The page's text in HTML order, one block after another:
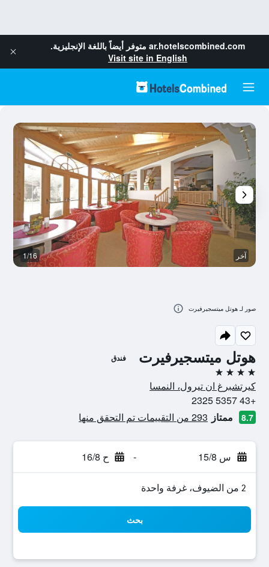
ar.hotelscombined.com متوفر أيضاً باللغة الإنجليزية.
Visit site in English
هوتل ميتسجيرفيرت فندق
4 نجوم
كيرتشبرغ ان تيرول، النمسا
+43 5357 2325
8.7 ممتاز 293 من التقييمات تم التحقق منها
س 15/8 - ح 16/8
2 من الضيوف، غرفة واحدة
بحث
آخر 1/16
صور لـ هوتل ميتسجيرفيرت